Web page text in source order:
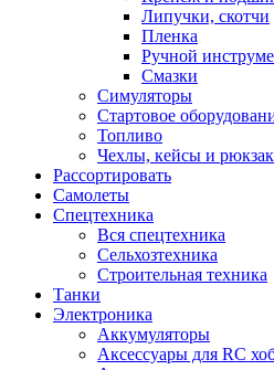
Липучки, скотчи
Пленка
Ручной
Смазки
Симуляторы
Стартовое
Топливо
Чехлы, кейсы и
Рассортировать
Самолеты
Спецтехника
Вся спецтехника
Сельхозтехника
Строительная техника
Танки
Электроника
Аккумуляторы
Аксессуары для RC